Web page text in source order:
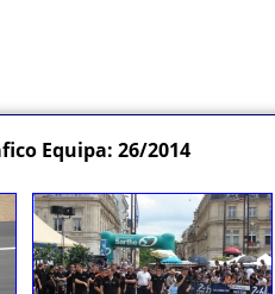
Equipa: 26/2014